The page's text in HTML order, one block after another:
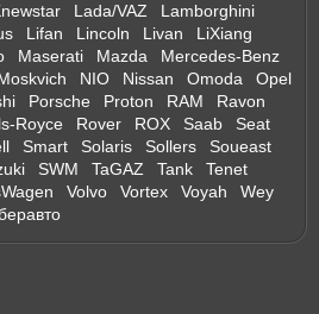
Lada/VAZ
Lamborghini
Lifan Lincoln Livan
LiXiang
Maserati Mazda
Mercedes-Benz
NIO Nissan Omoda
Opel
Porsche Proton RAM
Ravon
Royce Rover ROX Saab
Seat
Smart Solaris Sollers
Soueast
SWM TaGAZ Tank
Tenet
Volvo Vortex Voyah
Wey